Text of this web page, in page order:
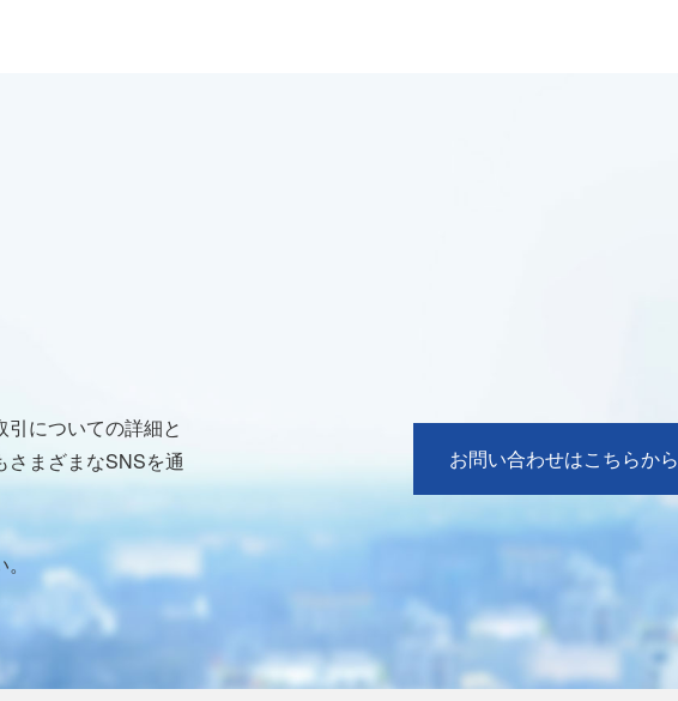
についての詳細と
さまざまなSNSを通
。
お問い合わせはこちらから